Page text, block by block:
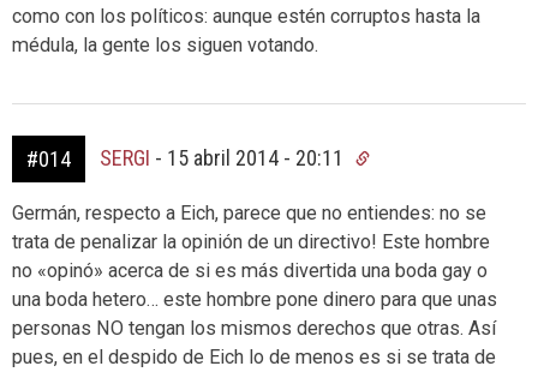
como con los políticos: aunque estén corruptos hasta la
médula, la gente los siguen votando.
#014 SERGI - 15 abril 2014 - 20:11
Germán, respecto a Eich, parece que no entiendes: no se
trata de penalizar la opinión de un directivo! Este hombre
no «opinó» acerca de si es más divertida una boda gay o
una boda hetero… este hombre pone dinero para que unas
personas NO tengan los mismos derechos que otras. Así
pues, en el despido de Eich lo de menos es si se trata de